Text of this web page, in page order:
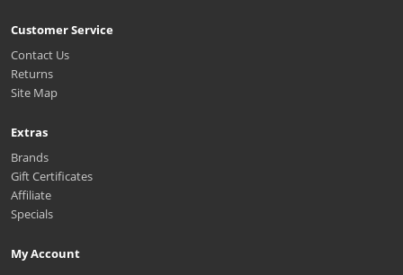
Customer Service
Contact Us
Returns
Site Map
Extras
Brands
Gift Certificates
Affiliate
Specials
My Account